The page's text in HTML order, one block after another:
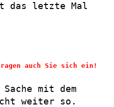
das letzte Mal
auch Sie sich ein!
mit dem
weiter so.